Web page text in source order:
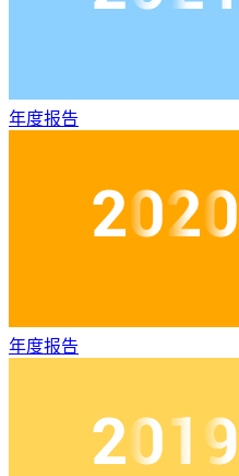
年度报告
年度报告